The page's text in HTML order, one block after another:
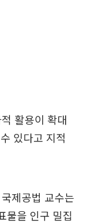
활용이 확대
있다고 지적
제공법 교수는
물을 인구 밀집